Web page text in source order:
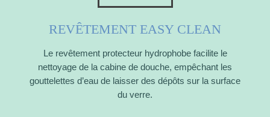
REVÊTEMENT EASY CLEAN
Le revêtement protecteur hydrophobe facilite le
nettoyage de la cabine de douche, empêchant les
gouttelettes d’eau de laisser des dépôts sur la surface
du verre.